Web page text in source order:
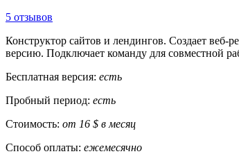
5 отзывов
Конструктор сайтов и лендингов. Создает
версию. Подключает команду для совместной
Бесплатная версия: есть
Пробный период: есть
Стоимость: от 16 $ в месяц
Способ оплаты: ежемесячно